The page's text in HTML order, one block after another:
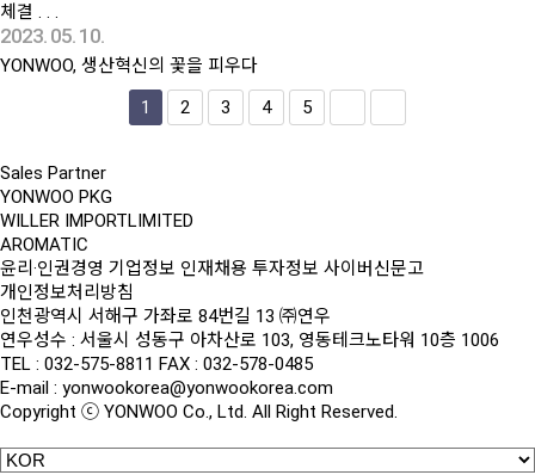
체결 . . .
2023. 05. 10.
YONWOO, 생산혁신의 꽃을 피우다
1
2 3 4 5
Sales Partner
YONWOO PKG
WILLER IMPORTLIMITED
AROMATIC
윤리·인권경영 기업정보 인재채용 투자정보 사이버신문고
개인정보처리방침
인천광역시 서해구 가좌로 84번길 13 ㈜연우
연우성수 : 서울시 성동구 아차산로 103, 영동테크노타워 10층 1006
TEL : 032-575-8811 FAX : 032-578-0485
E-mail : yonwookorea@yonwookorea.com
Copyright ⓒ YONWOO Co., Ltd. All Right Reserved.